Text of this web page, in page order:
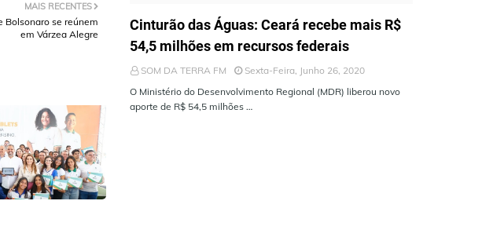
MAIS RECENTES
Bolsonaro se reúnem
em Várzea Alegre
Cinturão das Águas: Ceará recebe mais R$
54,5 milhões em recursos federais
SOM DA TERRA FM
Sexta-Feira, Junho 26, 2020
O Ministério do Desenvolvimento Regional (MDR) liberou novo
aporte de R$ 54,5 milhões …